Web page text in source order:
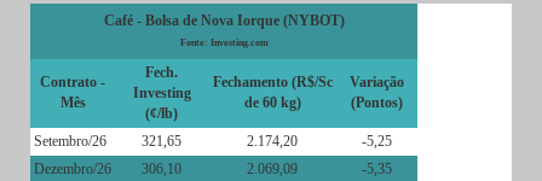
Café - Bolsa de Nova Iorque (NYBOT)
Fonte: Investing.com
Contrato -
Mês
Fech.
Investing
(¢/lb)
Fechamento (R$/Sc
de 60 kg)
Variação
(Pontos)
Setembro/26 321,65 2.174,20
-5,25
Dezembro/26
306,10 2.069,09
-5,35